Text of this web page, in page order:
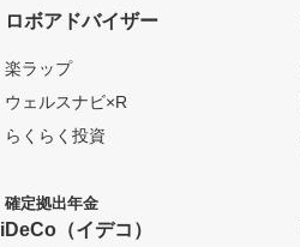
ロボアドバイザー
楽ラップ
ウェルスナビ×R
らくらく投資
確定拠出年金
iDeCo（イデコ）